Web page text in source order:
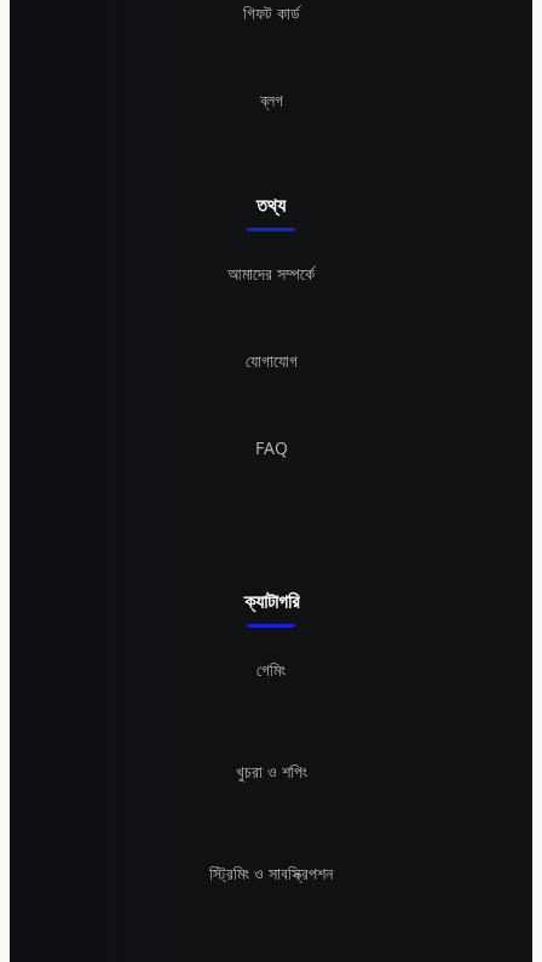
গিফট কার্ড
ব্লগ
তথ্য
আমাদের সম্পর্কে
যোগাযোগ
FAQ
ক্যাটাগরি
গেমিং
খুচরা ও শপিং
স্ট্রিমিং ও সাবস্ক্রিপশন